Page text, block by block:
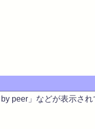
peer」などが表示され